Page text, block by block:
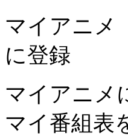
マイアニメ
に登録
マイアニメ
マイ番組表